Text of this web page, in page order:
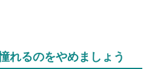
れるのをやめましょう